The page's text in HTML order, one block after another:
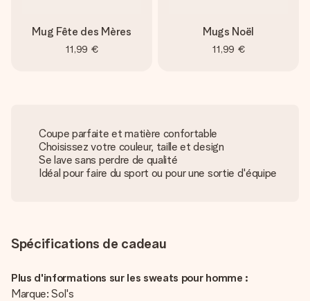
Mug Fête des Mères
11,99 €
Mugs Noël
11,99 €
Coupe parfaite et matière confortable
Choisissez votre couleur, taille et design
Se lave sans perdre de qualité
Idéal pour faire du sport ou pour une sortie d'équipe
Spécifications de cadeau
Plus d'informations sur les sweats pour homme :
Marque: Sol's